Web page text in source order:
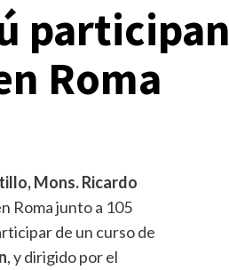
participan
Roma
Mons. Ricardo
Roma junto a 105
de un curso de
, y dirigido por el